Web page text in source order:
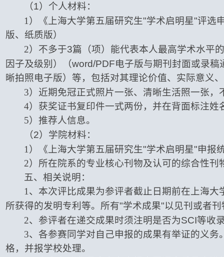
（1）个人材料：
1 ）《上海大学第五届研究生"学术启明星"评选
版、纸质版）
2）不多于3篇（项）能代表本人最高学术水平
因子及级别）（word/PDF电子版与期刊封面或录
晰拍照电子版）等，包括对其理论价值、实际意义
3）近期免冠正式照片一张、清晰生活照一张，
4）获奖证书复印件一式两份，并在背面标注姓
5）推荐人信息。
（2）学院材料：
1 ）《上海大学第五届研究生"学术启明星"申报
2）所在院系的专业核心刊物及认可的综合性
五、相关说明：
1 、本次评比成果为参评者截止日期前在上海
所获得的发明专利等。所有"学术成果"以见刊或者
2、参评者在递交成果时须注明是否为SCI等收
3、各参赛同学对自己申报的成果有举证的义
格，并报学校处理。